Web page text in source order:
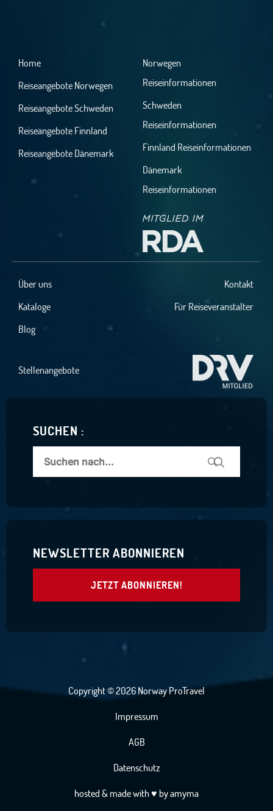
Home
Reiseangebote Norwegen
Reiseangebote Schweden
Reiseangebote Finnland
Reiseangebote Dänemark
Norwegen
Reiseinformationen
Schweden
Reiseinformationen
Finnland Reiseinformationen
Dänemark
Reiseinformationen
Über uns
Kontakt
Kataloge
Für Reiseveranstalter
Blog
Stellenangebote
SUCHEN :
NEWSLETTER ABONNIEREN
JETZT ABONNIEREN!
Copyright © 2026 Norway ProTravel
Impressum
AGB
Datenschutz
hosted & made with♥ byamyma